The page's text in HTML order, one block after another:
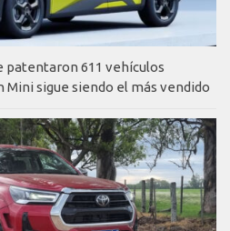
patentaron 611 vehículos
Mini sigue siendo el más vendido